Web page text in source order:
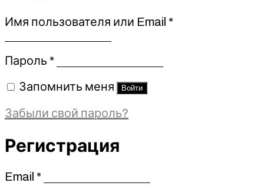
Имя пользователя или Email *Обязательно
Пароль *Обязательно
Запомнить меня Войти
Забыли свой пароль?
Регистрация
Email *Обязательно